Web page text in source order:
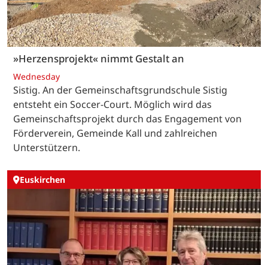
»Herzensprojekt« nimmt Gestalt an
Wednesday
Sistig. An der Gemeinschaftsgrundschule Sistig
entsteht ein Soccer-Court. Möglich wird das
Gemeinschaftsprojekt durch das Engagement von
Förderverein, Gemeinde Kall und zahlreichen
Unterstützern.
Euskirchen